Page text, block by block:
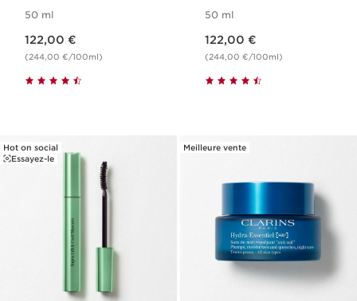
50 ml
122,00 €
(244,00 €/100ml)
50 ml
122,00 €
(244,00 €/100ml)
Hot on social
Essayez-le
Meilleure vente